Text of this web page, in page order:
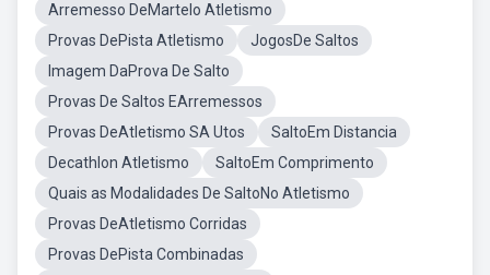
Arremesso DeMartelo Atletismo
Provas DePista Atletismo
JogosDe Saltos
Imagem DaProva De Salto
Provas De Saltos EArremessos
Provas DeAtletismo SA Utos
SaltoEm Distancia
Decathlon Atletismo
SaltoEm Comprimento
Quais as Modalidades De SaltoNo Atletismo
Provas DeAtletismo Corridas
Provas DePista Combinadas